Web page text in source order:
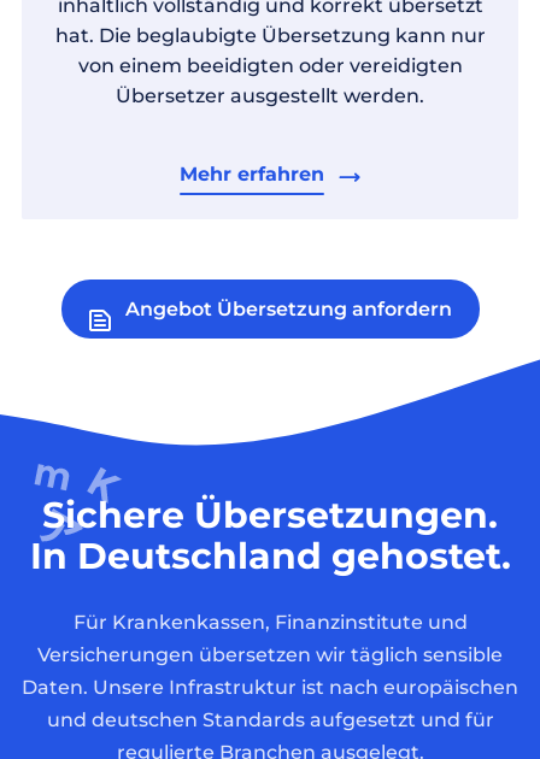
inhaltlich vollständig und korrekt übersetzt
hat. Die beglaubigte Übersetzung kann nur
von einem beeidigten oder vereidigten
Übersetzer ausgestellt werden.
Mehr erfahren
Angebot Übersetzung anfordern
Sichere Übersetzungen.
In Deutschland gehostet.
Für Krankenkassen, Finanzinstitute und
Versicherungen übersetzen wir täglich sensible
Daten. Unsere Infrastruktur ist nach europäischen
und deutschen Standards aufgesetzt und für
regulierte Branchen ausgelegt.